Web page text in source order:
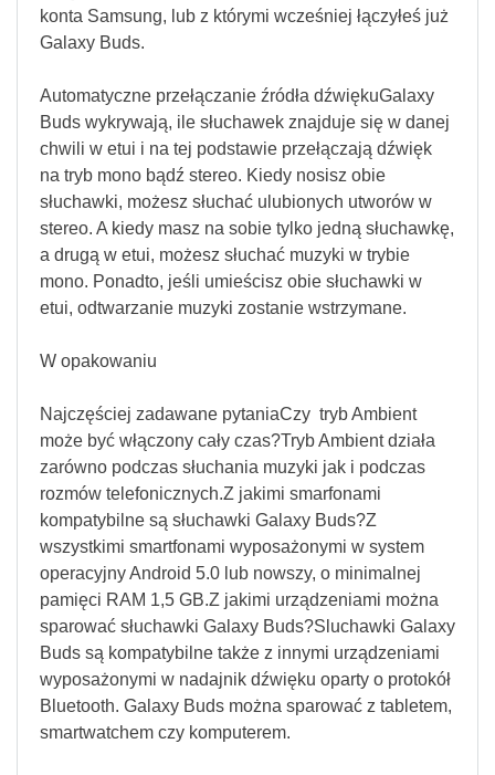
konta Samsung, lub z którymi wcześniej łączyłeś już
Galaxy Buds.
Automatyczne przełączanie źródła dźwiękuGalaxy
Buds wykrywają, ile słuchawek znajduje się w danej
chwili w etui i na tej podstawie przełączają dźwięk
na tryb mono bądź stereo. Kiedy nosisz obie
słuchawki, możesz słuchać ulubionych utworów w
stereo. A kiedy masz na sobie tylko jedną słuchawkę,
a drugą w etui, możesz słuchać muzyki w trybie
mono. Ponadto, jeśli umieścisz obie słuchawki w
etui, odtwarzanie muzyki zostanie wstrzymane.
W opakowaniu
Najczęściej zadawane pytaniaCzy tryb Ambient
może być włączony cały czas?Tryb Ambient działa
zarówno podczas słuchania muzyki jak i podczas
rozmów telefonicznych.Z jakimi smarfonami
kompatybilne są słuchawki Galaxy Buds?Z
wszystkimi smartfonami wyposażonymi w system
operacyjny Android 5.0 lub nowszy, o minimalnej
pamięci RAM 1,5 GB.Z jakimi urządzeniami można
sparować słuchawki Galaxy Buds?Sluchawki Galaxy
Buds są kompatybilne także z innymi urządzeniami
wyposażonymi w nadajnik dźwięku oparty o protokół
Bluetooth. Galaxy Buds można sparować z tabletem,
smartwatchem czy komputerem.